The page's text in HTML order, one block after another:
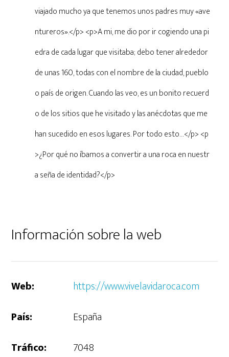
viajado mucho ya que tenemos unos padres muy «ave
ntureros».</p> <p>A mi, me dio por ir cogiendo una pi
edra de cada lugar que visitaba; debo tener alrededor
de unas 160, todas con el nombre de la ciudad, pueblo
o país de origen. Cuando las veo, es un bonito recuerd
o de los sitios que he visitado y las anécdotas que me
han sucedido en esos lugares. Por todo esto…</p> <p
>¿Por qué no íbamos a convertir a una roca en nuestr
a seña de identidad?</p>
Información sobre la web
Web:
https://www.vivelavidaroca.com
País:
España
Tráfico:
7048